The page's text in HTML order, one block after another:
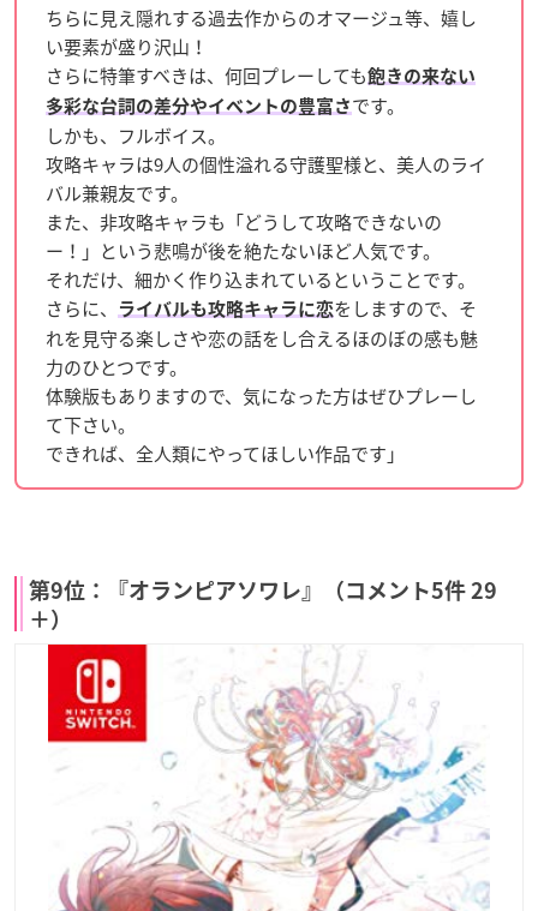
ちらに見え隠れする過去作からのオマージュ等、嬉し
い要素が盛り沢山！
さらに特筆すべきは、何回プレーしても飽きの来ない
多彩な台詞の差分やイベントの豊富さ です。
しかも、フルボイス。
攻略キャラは9人の個性溢れる守護聖様と、美人のライ
バル兼親友です。
また、非攻略キャラも「どうして攻略できないの
ー！」という悲鳴が後を絶たないほど人気です。
それだけ、細かく作り込まれているということです。
さらに、
ライバルも攻略キャラに恋をしますので、そ
れを見守る楽しさや恋の話をし合えるほのぼの感も魅
力のひとつです。
体験版もありますので、気になった方はぜひプレーし
て下さい。
できれば、全人類にやってほしい作品です」
第9位：『オランピアソワレ』（コメント5件 29
＋）